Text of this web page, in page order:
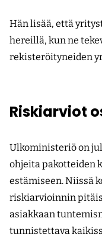
Hän lisää, että
hereillä, kun ne
rekisteröityneiden
Riskiarviot
Ulkoministeriö on
ohjeita pakotteiden
estämiseen. Niissä
riskiarvioinnin
asiakkaan
tunnistettava